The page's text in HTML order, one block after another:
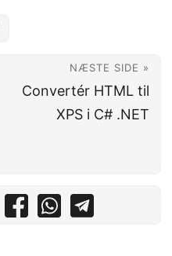
NÆSTE SIDE »
Convertér HTML til
XPS i C# .NET